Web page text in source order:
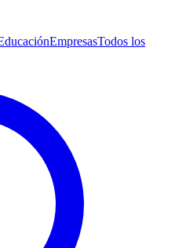
EmpresasTodos los